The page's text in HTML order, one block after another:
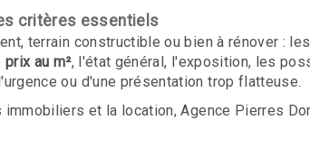
critères essentiels
terrain constructible ou bien à rénover :
prix au m², l'état général, l'exposition, les
ou d'une présentation trop flatteuse.
et la location, Agence Pierres